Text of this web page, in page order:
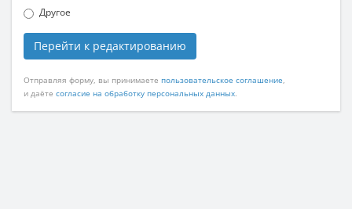
Другое
Перейти к редактированию
Отправляя форму, вы принимаете пользовательское соглашение,
и даёте согласие на обработку персональных данных.